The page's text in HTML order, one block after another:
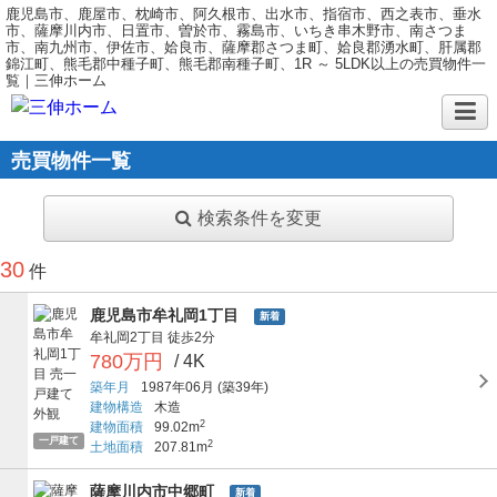
鹿児島市、鹿屋市、枕崎市、阿久根市、出水市、指宿市、西之表市、垂水
市、薩摩川内市、日置市、曽於市、霧島市、いちき串木野市、南さつま
市、南九州市、伊佐市、姶良市、薩摩郡さつま町、姶良郡湧水町、肝属郡
錦江町、熊毛郡中種子町、熊毛郡南種子町、1R ～ 5LDK以上の売買物件一
覧｜三伸ホーム
売買物件一覧
検索条件を変更
30 件
一戸建て
鹿児島市牟礼岡1丁目 新着
牟礼岡2丁目 徒歩2分
780万円 / 4K
築年月 1987年06月 (築39年)
建物構造
木造
建物面積
99.02m2
土地面積 207.81m2
薩摩川内市中郷町 新着